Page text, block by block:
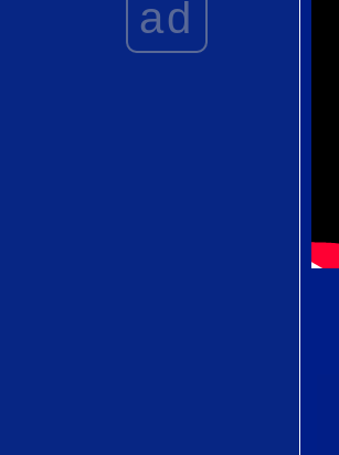
Songstress) by 賀
綠汀 (He Luting)
ad